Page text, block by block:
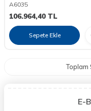
A6035
106.964,40TL
Sepete Ekle
Toplam
E-